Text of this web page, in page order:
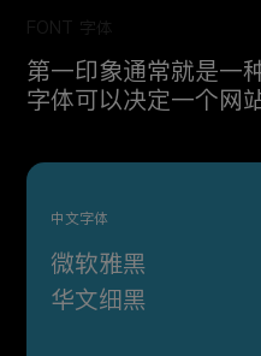
FONT 字体
第一印象通常就是一
字体可以决定一个网
中文字体
微软雅黑
华文细黑